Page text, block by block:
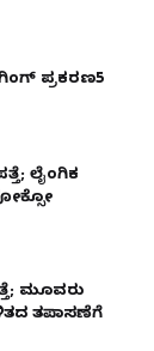
ಪ್ರಕರಣ5
ಲೈಂಗಿಕ
ಮೂವರು
ತಪಾಸಣೆಗೆ